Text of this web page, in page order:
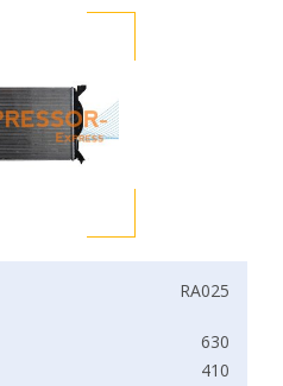
RA025
630
410